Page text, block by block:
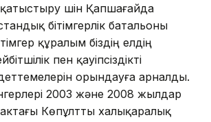
үшін Қапшағайда
бітімгерлік батальоны
құралым біздің елдің
пен қауіпсіздікті
орындауға арналды.
2003 және 2008 жылдар
Көпұлтты халықаралық